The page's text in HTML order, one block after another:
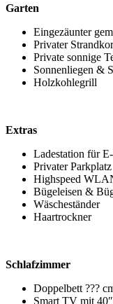
Garten
Eingezäunter
Privater
Private sonnige
Sonnenliegen &
Holzkohlegrill
Extras
Ladestation für
Privater Parkplatz
Highspeed
Bügeleisen &
Wäscheständer
Haartrockner
Schlafzimmer
Doppelbett ???
Smart TV mit